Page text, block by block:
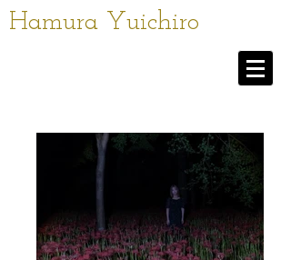
Hamura Yuichiro